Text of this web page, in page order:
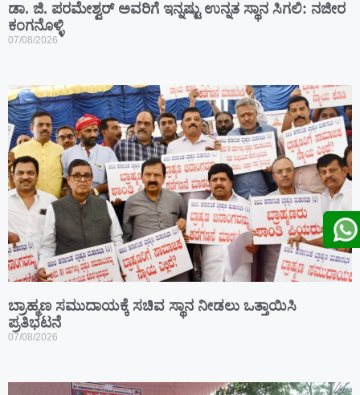
ಡಾ. ಜಿ. ಪರಮೇಶ್ವರ್ ಅವರಿಗೆ ಇನ್ನಷ್ಟು ಉನ್ನತ ಸ್ಥಾನ ಸಿಗಲಿ: ನಜೀರ
ಕಂಗನೊಳ್ಳಿ
07/08/2026
ಬ್ರಾಹ್ಮಣ ಸಮುದಾಯಕ್ಕೆ ಸಚಿವ ಸ್ಥಾನ ನೀಡಲು ಒತ್ತಾಯಿಸಿ
ಪ್ರತಿಭಟನೆ
07/08/2026